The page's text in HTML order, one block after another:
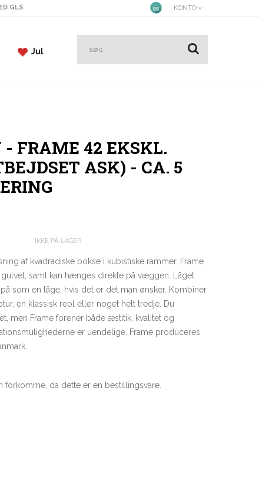
GLS KONTO
Jul
- FRAME 42 EKSKL.
ASK) - CA. 5
IKKE PÅ LAGER
af kvadradiske bokse i kubistiske rammer. Frame
gulvet, samt kan hænges direkte på væggen. Låget
som en låge, hvis det er det man ønsker. Kombiner
en klassisk reol eller noget helt tredje. Du
men Frame forener både æstitik, kvalitet og
er uendelige. Frame produceres
forkomme, da dette er en bestillingsvare.